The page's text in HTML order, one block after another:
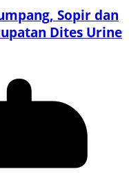
Sopir dan
Dites Urine